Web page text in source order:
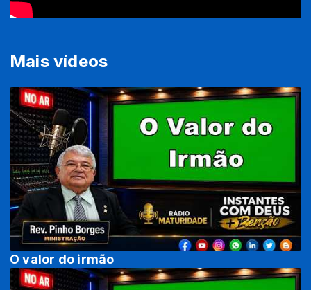
Mais vídeos
O valor do irmão